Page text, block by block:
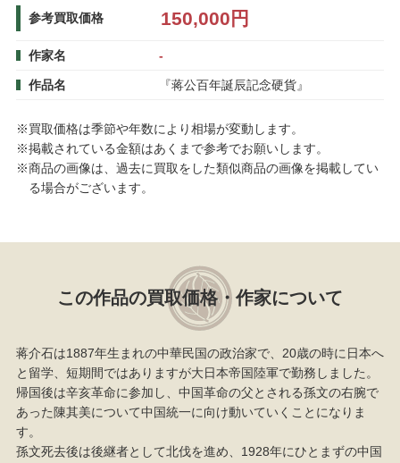
参考買取価格 150,000円
作家名 -
作品名 『蒋公百年誕辰記念硬貨』
※買取価格は季節や年数により相場が変動します。
※掲載されている金額はあくまで参考でお願いします。
※商品の画像は、過去に買取をした類似商品の画像を掲載してい
る場合がございます。
この作品の買取価格・作家について
蒋介石は1887年生まれの中華民国の政治家で、20歳の時に日本へ
と留学、短期間ではありますが大日本帝国陸軍で勤務しました。
帰国後は辛亥革命に参加し、中国革命の父とされる孫文の右腕で
あった陳其美について中国統一に向け動いていくことになりま
す。
孫文死去後は後継者として北伐を進め、1928年にひとまずの中国